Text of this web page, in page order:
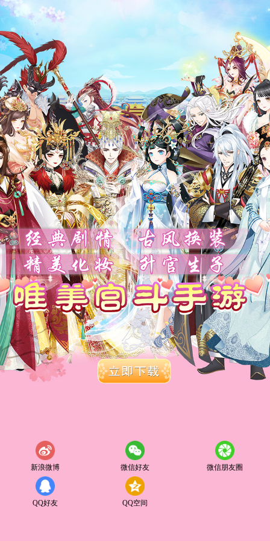
新浪微博 微信好友 微信朋友圈
QQ好友 QQ空间